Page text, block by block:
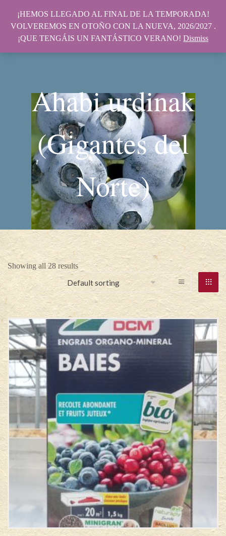
Ahabi urdinak
(Gigantes del
Norte)
Showing all 28 results
¡HEMOS LLEGADO AL FINAL DE LA TEMPORADA!
VOLVEREMOS EN OTOÑO CON LA NUEVA, 2026/2027 .
¡QUE TENGÁIS UN FANTÁSTICO VERANO! Dismiss